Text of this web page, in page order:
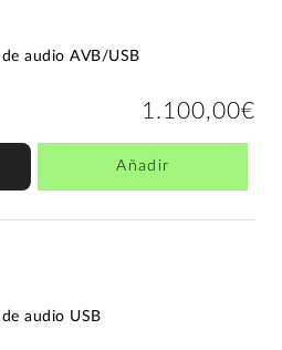
de audio AVB/USB
1.100,00€
Añadir
de audio USB